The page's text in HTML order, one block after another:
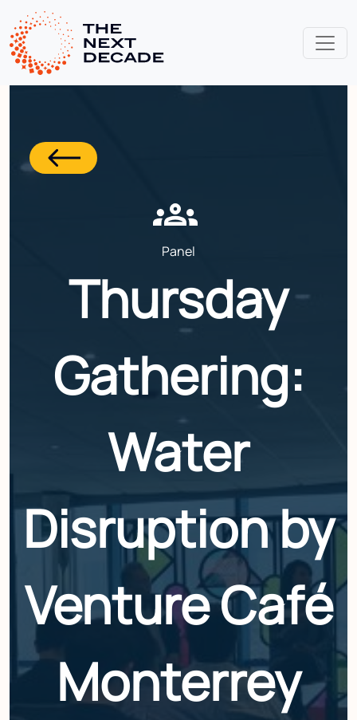
groups
Panel
Thursday
Gathering:
Water
Disruption by
Venture Café
Monterrey